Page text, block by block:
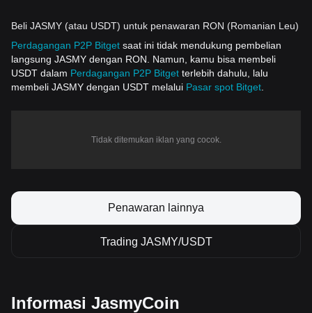
Beli JASMY (atau USDT) untuk penawaran RON (Romanian Leu)
Perdagangan P2P Bitget saat ini tidak mendukung pembelian
langsung JASMY dengan RON. Namun, kamu bisa membeli
USDT dalam Perdagangan P2P Bitget terlebih dahulu, lalu
membeli JASMY dengan USDT melalui Pasar spot Bitget
Tidak ditemukan iklan yang cocok.
Penawaran lainnya
Trading JASMY/USDT
Informasi JasmyCoin